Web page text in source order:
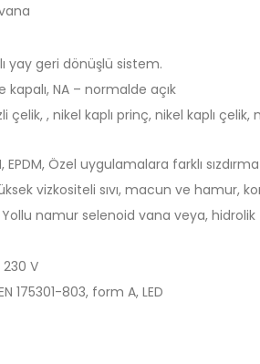
yay geri dönüşlü sistem.
kapalı, NA – normalde açık
çelik, , nikel kaplı prinç, nikel kaplı
EPDM, Özel uygulamalara farklı
vizkositeli sıvı, macun ve hamur,
namur selenoid vana veya, hidrolik
V
175301-803, form A, LED